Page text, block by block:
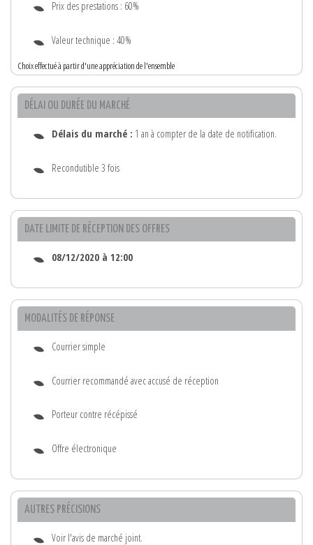
Prix des prestations : 60%
Valeur technique : 40%
Choix effectué à partir d'une appréciation de l'ensemble
DÉLAI OU DURÉE DU MARCHÉ
Délais du marché : 1 an à compter de la date de notification.
Recondutible 3 fois
DATE LIMITE DE RÉCEPTION DES OFFRES
08/12/2020 à 12:00
MODALITÉS DE RÉPONSE
Courrier simple
Courrier recommandé avec accusé de réception
Porteur contre récépissé
Offre électronique
AUTRES PRÉCISIONS
Voir l'avis de marché joint.